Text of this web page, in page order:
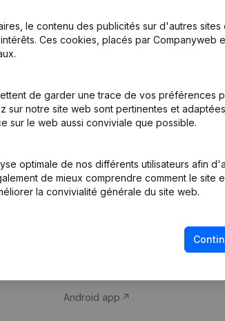
le contenu des publicités sur d'autres
Ces cookies, placés par Companyweb
de garder une trace de vos préférences
sur notre site web sont pertinentes et
sur le web aussi conviviale que possible.
optimale de nos différents utilisateurs afin
de mieux comprendre comment le site
la convivialité générale du site web.
Produit
d’entreprise
Monitoring
Android app